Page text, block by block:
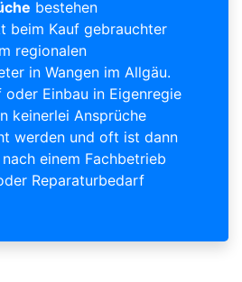
bestehen
beim Kauf gebrauchter
regionalen
in Wangen im Allgäu.
oder Einbau in Eigenregie
keinerlei Ansprüche
werden und oft ist dann
einem Fachbetrieb
Reparaturbedarf